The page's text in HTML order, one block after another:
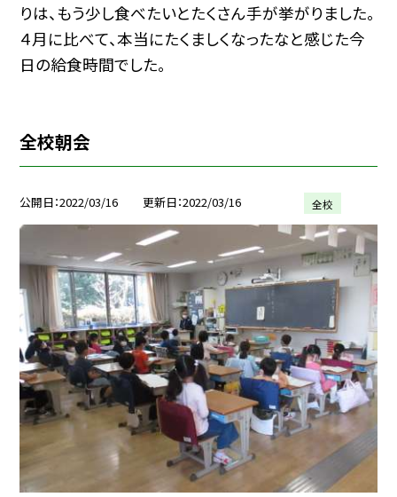
りは、もう少し食べたいとたくさん手が挙がりました。
４月に比べて、本当にたくましくなったなと感じた今
日の給食時間でした。
全校朝会
公開日 2022/03/16 更新日 2022/03/16 全校